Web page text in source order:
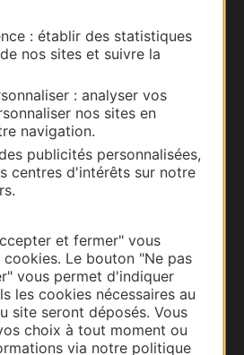
: établir des statistiques
nos sites et suivre la
: analyser vos
nos sites en
navigation.
publicités personnalisées,
centres d'intérêts sur notre
et fermer" vous
Le bouton "Ne pas
vous permet d'indiquer
les cookies nécessaires au
site seront déposés. Vous
choix à tout moment ou
via notre politique